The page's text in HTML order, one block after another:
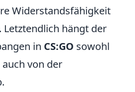
Widerstandsfähigkeit
Letztendlich hängt der
in CS:GO sowohl
von der